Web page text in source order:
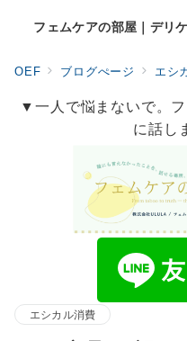
フェムケアの部屋｜デリ
OEF ブログぺージ エシ
▼一人で悩まないで。
に話し
エシカル消費